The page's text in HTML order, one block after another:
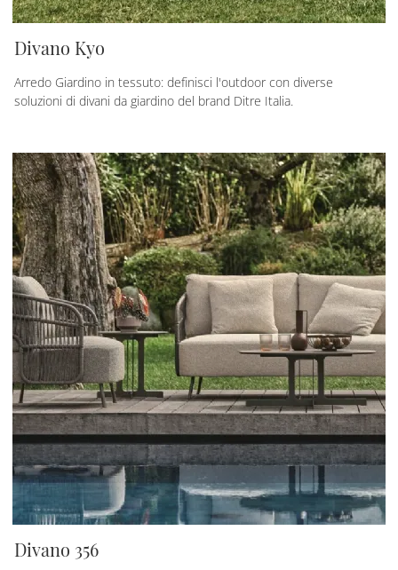
Divano Kyo
Arredo Giardino in tessuto: definisci l'outdoor con diverse
soluzioni di divani da giardino del brand Ditre Italia.
Divano 356